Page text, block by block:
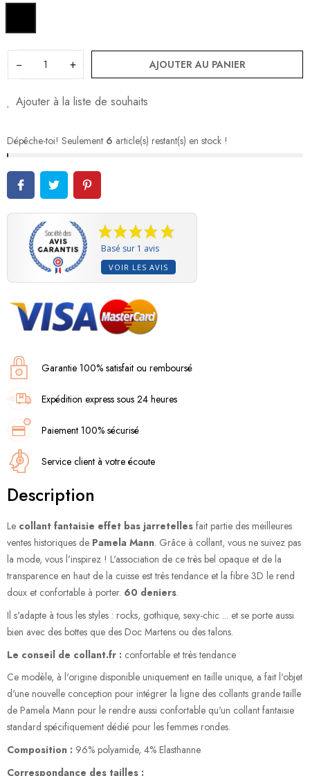
− + AJOUTER AU PANIER
Ajouter à la liste de souhaits
Dépêche-toi! Seulement 6 article(s) restant(s) en stock !
Basé sur 1 avis
VOIR LES AVIS
Garantie 100% satisfait ou remboursé
Expédition express sous 24 heures
Paiement 100% sécurisé
Service client à votre écoute
Description
Le collant fantaisie effet bas jarretelles fait partie des meilleures
ventes historiques de Pamela Mann. Grâce à collant, vous ne suivez pas
la mode, vous l'inspirez ! L'association de ce très bel opaque et de la
transparence en haut de la cuisse est très tendance et la fibre 3D le rend
doux et confortable à porter. 60 deniers.
Il s'adapte à tous les styles : rocks, gothique, sexy-chic ... et se porte aussi
bien avec des bottes que des Doc Martens ou des talons.
Le conseil de collant.fr : confortable et très tendance
Ce modèle, à l'origine disponible uniquement en taille unique, a fait l'objet
d'une nouvelle conception pour intégrer la ligne des collants grande taille
de Pamela Mann pour le rendre aussi confortable qu'un collant fantaisie
standard spécifiquement dédié pour les femmes rondes.
Composition : 96% polyamide, 4% Elasthanne
Correspondance des tailles :